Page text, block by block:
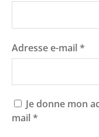
Adresse e-mail *
Je donne mon
mail *